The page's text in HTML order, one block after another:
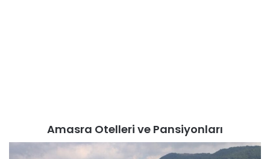
Amasra Otelleri ve Pansiyonları